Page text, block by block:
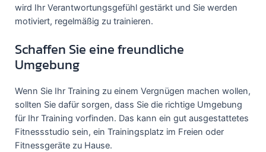
wird Ihr Verantwortungsgefühl gestärkt und Sie werden
motiviert, regelmäßig zu trainieren.
Schaffen Sie eine freundliche
Umgebung
Wenn Sie Ihr Training zu einem Vergnügen machen wollen,
sollten Sie dafür sorgen, dass Sie die richtige Umgebung
für Ihr Training vorfinden. Das kann ein gut ausgestattetes
Fitnessstudio sein, ein Trainingsplatz im Freien oder
Fitnessgeräte zu Hause.